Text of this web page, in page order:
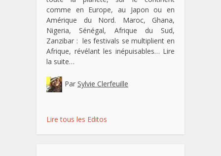
comme en Europe, au Japon ou en
Amérique du Nord. Maroc, Ghana,
Nigeria, Sénégal, Afrique du Sud,
Zanzibar : les festivals se multiplient en
Afrique, révélant les inépuisables… Lire
la suite…
Par Sylvie Clerfeuille
Lire tous les Editos